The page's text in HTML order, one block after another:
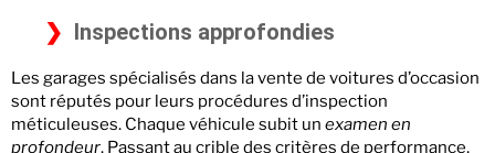
Inspections approfondies
Les garages spécialisés dans la vente de voitures d’occasion
sont réputés pour leurs procédures d’inspection
méticuleuses. Chaque véhicule subit un examen en
profondeur. Passant au crible des critères de performance,